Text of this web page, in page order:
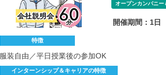
オープンカンパニ
開催期間：1日
特徴
服装自由／平日授業後の参加OK
インターンシップ＆キャリアの特徴